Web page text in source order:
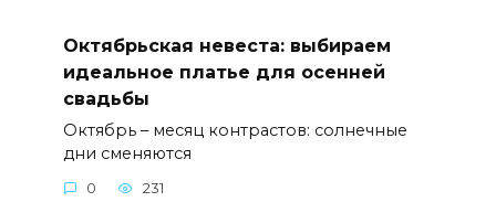
Октябрьская невеста: выбираем
идеальное платье для осенней
свадьбы
Октябрь – месяц контрастов: солнечные
дни сменяются
0 231